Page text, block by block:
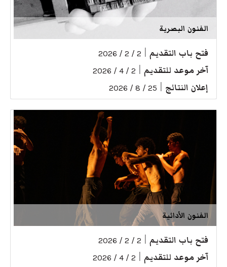
الفنون البصرية
فتح باب التقديم 2 / 2 / 2026
آخر موعد للتقديم 2 / 4 / 2026
إعلان النتائج 25 / 8 / 2026
الفنون الأدائية
فتح باب التقديم 2 / 2 / 2026
آخر موعد للتقديم 2 / 4 / 2026